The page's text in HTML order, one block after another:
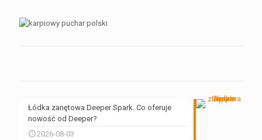
Łódka zanętowa Deeper Spark. Co oferuje
nowość od Deeper?
2026-08-03